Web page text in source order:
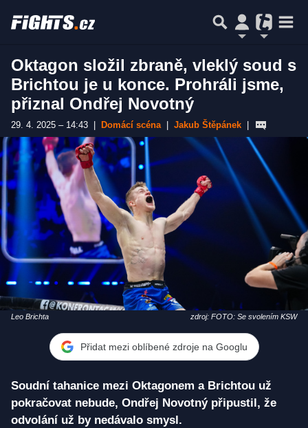
Oktagon složil zbraně, vleklý soud s
Brichtou je u konce. Prohráli jsme,
přiznal Ondřej Novotný
29. 4. 2025 – 14:43 Domácí scéna Jakub Štěpánek
Leo Brichta zdroj: FOTO: Se svolením KSW
Přidat mezi oblíbené zdroje na Googlu
Soudní tahanice mezi Oktagonem a Brichtou už
pokračovat nebude, Ondřej Novotný připustil, že
odvolání už by nedávalo smysl.